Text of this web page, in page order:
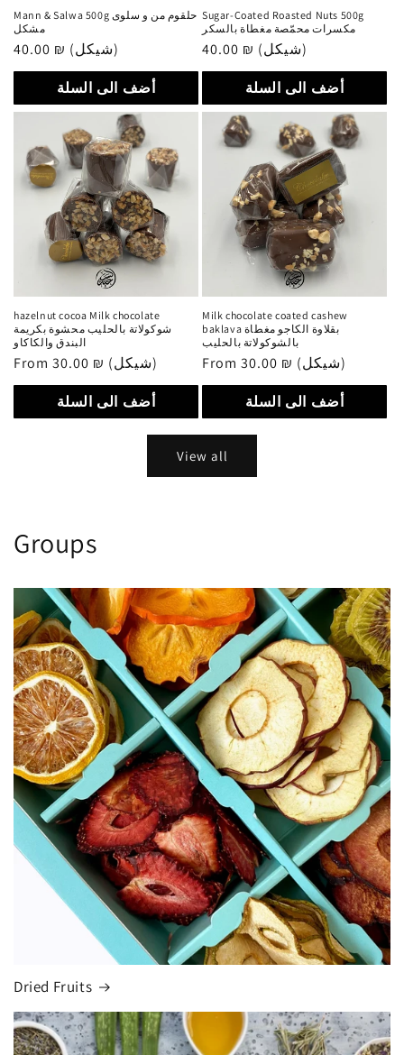
Mann & Salwa 500g حلقوم من و سلوى
مشكل
Regular
price
40.00 ₪ (شيكل)
أضف الى السلة
Sugar-Coated Roasted Nuts 500g
مكسرات محمّصة مغطاة بالسكر
Regular
price
40.00 ₪ (شيكل)
أضف الى السلة
hazelnut cocoa Milk chocolate
شوكولاتة بالحليب محشوة بكريمة
البندق والكاكاو
Regular
price
From 30.00 ₪ (شيكل)
أضف الى السلة
Milk chocolate coated cashew
baklava بقلاوة الكاجو مغطاة
بالشوكولاتة بالحليب
Regular
price
From 30.00 ₪ (شيكل)
أضف الى السلة
View all
Groups
Dried Fruits